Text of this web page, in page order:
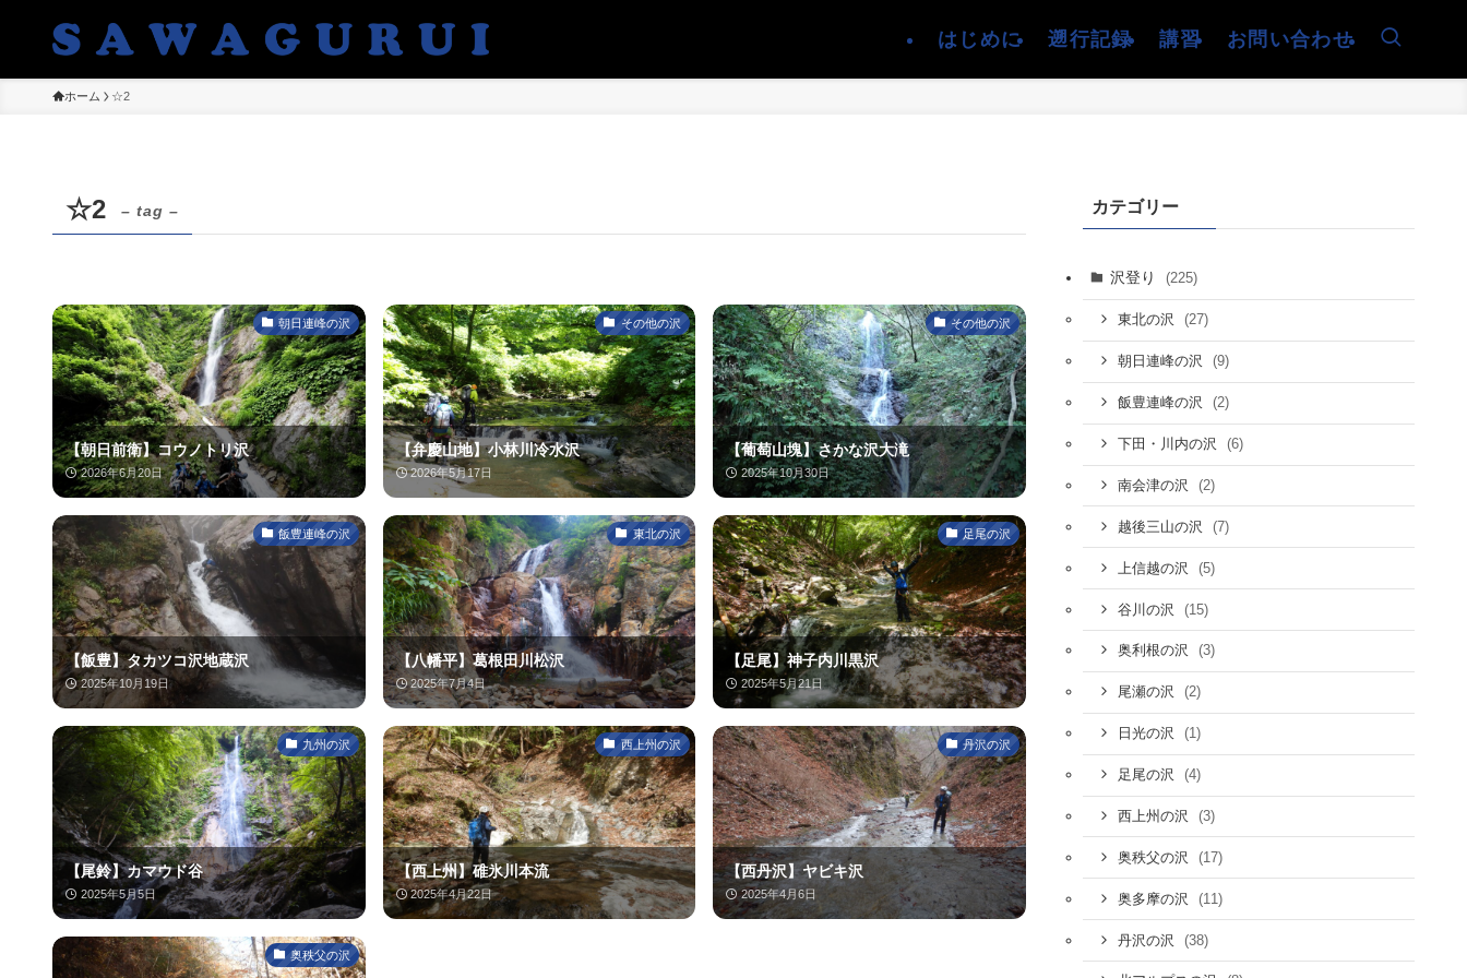
はじめに 遡行記録 講習 お問い合わせ
ホーム ☆2
☆2 – tag –
朝日連峰の沢
【朝日前衛】コウノトリ沢
2026年6月20日
その他の沢
【弁慶山地】小林川冷水沢
2026年5月17日
その他の沢
【葡萄山塊】さかな沢大滝
2025年10月30日
飯豊連峰の沢
【飯豊】タカツコ沢地蔵沢
2025年10月19日
東北の沢
【八幡平】葛根田川松沢
2025年7月4日
足尾の沢
【足尾】神子内川黒沢
2025年5月21日
九州の沢
【尾鈴】カマウド谷
2025年5月5日
西上州の沢
【西上州】碓氷川本流
2025年4月22日
丹沢の沢
【西丹沢】ヤビキ沢
2025年4月6日
奥秩父の沢
カテゴリー
沢登り (225)
東北の沢 (27)
朝日連峰の沢 (9)
飯豊連峰の沢 (2)
下田・川内の沢 (6)
南会津の沢 (2)
越後三山の沢 (7)
上信越の沢 (5)
谷川の沢 (15)
奥利根の沢 (3)
尾瀬の沢 (2)
日光の沢 (1)
足尾の沢 (4)
西上州の沢 (3)
奥秩父の沢 (17)
奥多摩の沢 (11)
丹沢の沢 (38)